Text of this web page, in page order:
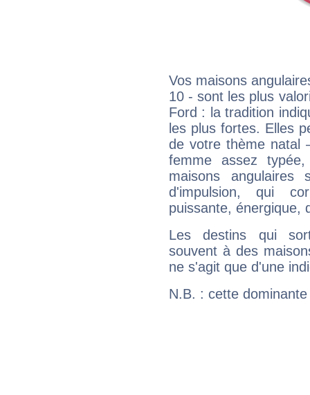
Vos maisons
10 - sont les plus
Ford : la tradition
les plus fortes. Elles
de votre thème natal
femme assez
maisons
d'impulsion, qui
puissante, énergique,
Les destins qui
souvent à des
ne s'agit que d'une
N.B. : cette